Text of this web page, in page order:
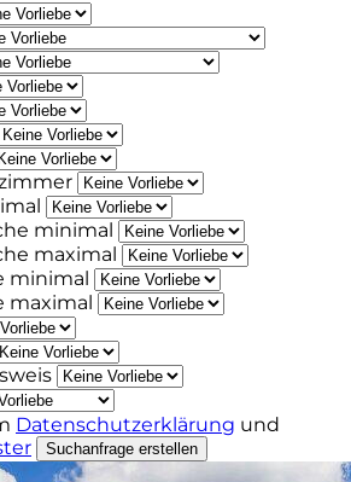
minimal
maximal
minimal
maximal
Datenschutzerklärung und
Suchanfrage erstellen